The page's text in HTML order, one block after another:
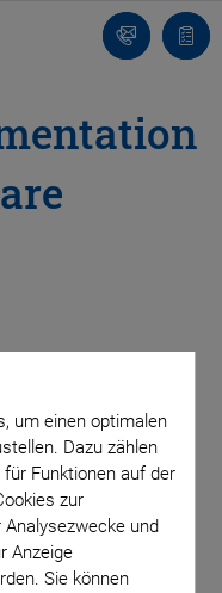
um einen optimalen
Dazu zählen
Funktionen auf der
zur
und
Anzeige
Sie können
Kontakt
3D-Modelle,